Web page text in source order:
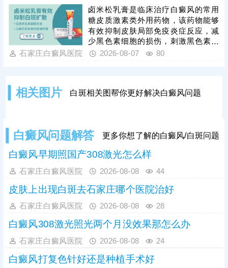
从医嘱。患者严禁自行选购、增减药
量，盲目用药易引发皮肤萎缩、毛细
血管扩张、色素异常、激素依赖等副
作用，损害皮肤健康。单纯使用激素
药物治疗大面积白癜风效果有限，联
合311窄谱uvb照射综合方案，能有效
卤米松乳膏是临床治疗白癜风的常用
糖皮质激素类外用药物，该药物能够
有效抑制皮肤局部免疫炎症反应，减
少黑色素细胞的损伤，刺激黑色素再
生，可有效控制白斑扩散、淡化皮
体质等情况，严格遵从医嘱，避免不
光照射联合治疗，可内外协同作用，
加速黑色素
石家庄白癜风医院 2026-08-07 80
相关图片 白斑相关图帮你更好解决白癜风问题
白癜风问题解答 更多你想了解的白癜风/白斑问题
白癜风早期照国产308激光怎么样
石家庄白癜风医院 2026-08-08 44
皮肤上出现白斑去石家庄哪个医院治好
石家庄白癜风医院 2026-08-08 28
白癜风308激光照光两个月没效果那怎么办
石家庄白癜风医院 2026-08-08 24
白癜风打复色针好还是种植手术好